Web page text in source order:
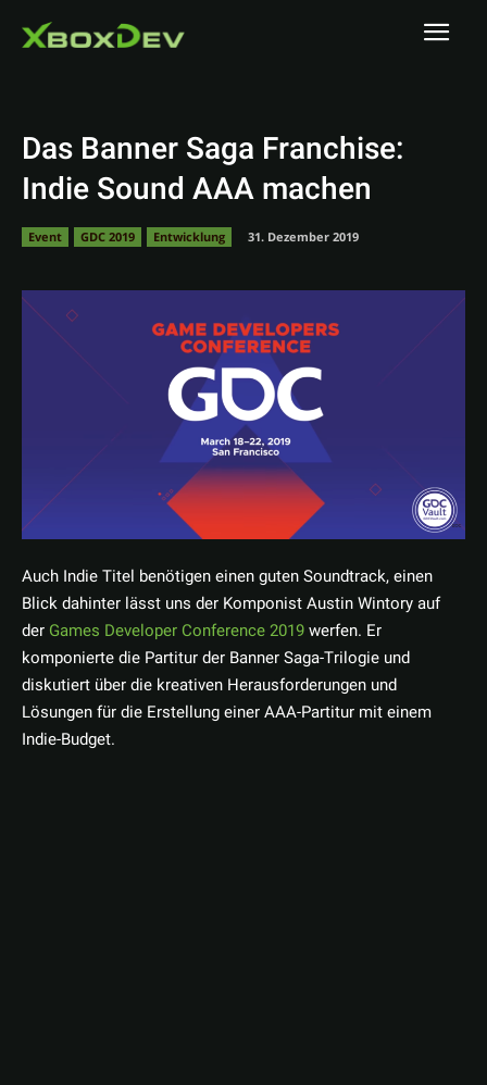
Das Banner Saga Franchise:
Indie Sound AAA machen
Event GDC 2019 Entwicklung 31. Dezember 2019
Auch Indie Titel benötigen einen guten Soundtrack, einen
Blick dahinter lässt uns der Komponist Austin Wintory auf
der Games Developer Conference 2019werfen. Er
komponierte die Partitur der Banner Saga-Trilogie und
diskutiert über die kreativen Herausforderungen und
Lösungen für die Erstellung einer AAA-Partitur mit einem
Indie-Budget.